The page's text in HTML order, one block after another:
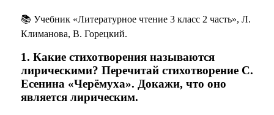
📚 Учебник «Литературное чтение 3 класс 2 часть», Л.
Климанова, В. Горецкий.
1. Какие стихотворения называются
лирическими? Перечитай стихотворение С.
Есенина «Черёмуха». Докажи, что оно
является лирическим.